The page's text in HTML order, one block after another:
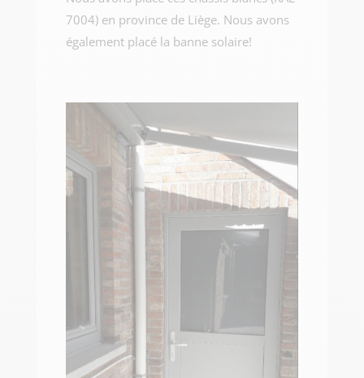
7004) en province de Liège. Nous avons
également placé la banne solaire!